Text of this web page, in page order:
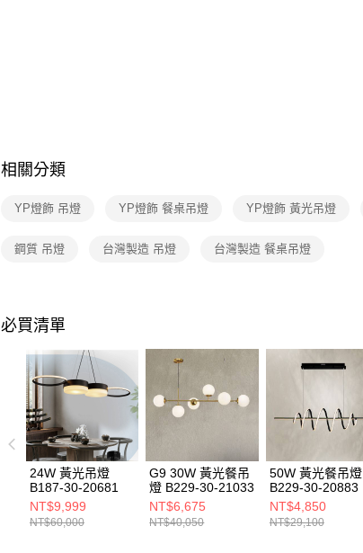
相關分類
YP燈飾 吊燈 YP燈飾 餐桌吊燈 YP燈飾 黃光吊燈
鋼質 吊燈 台灣製造 吊燈 台灣製造 餐桌吊燈
必買清單
24W 黃光吊燈
B187-30-20681
NT$9,999
NT$60,000
G9 30W 黃光餐吊
燈 B229-30-21033
NT$6,675
NT$40,050
50W 黃光餐吊燈
B229-30-20883
NT$4,850
NT$29,100